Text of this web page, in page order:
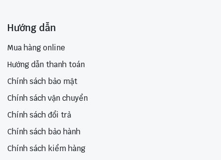
Hướng dẫn
Mua hàng online
Hướng dẫn thanh toán
Chính sách bảo mật
Chính sách vận chuyển
Chính sách đổi trả
Chính sách bảo hành
Chính sách kiểm hàng